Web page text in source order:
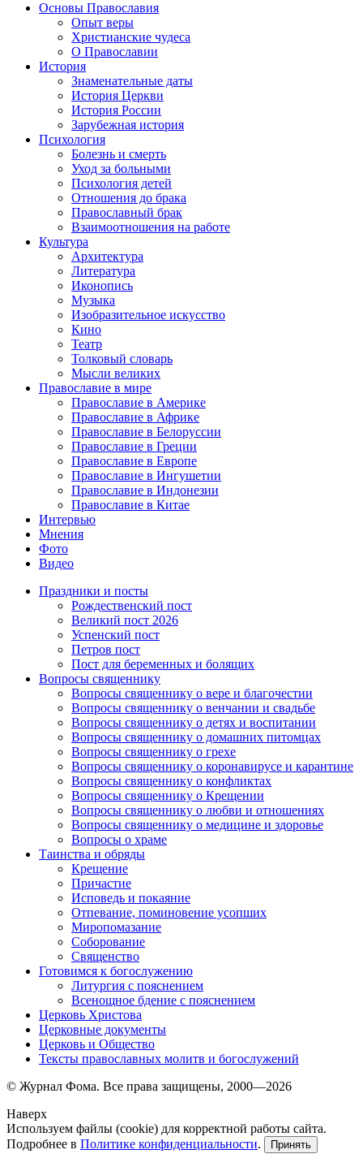
Основы Православия
Опыт веры
Христианские чудеса
О Православии
История
Знаменательные даты
История Церкви
История России
Зарубежная история
Психология
Болезнь и смерть
Уход за больными
Психология детей
Отношения до брака
Православный брак
Взаимоотношения на работе
Культура
Архитектура
Литература
Иконопись
Музыка
Изобразительное искусство
Кино
Театр
Толковый словарь
Мысли великих
Православие в мире
Православие в Америке
Православие в Африке
Православие в Белоруссии
Православие в Греции
Православие в Европе
Православие в Ингушетии
Православие в Индонезии
Православие в Китае
Интервью
Мнения
Фото
Видео
Праздники и посты
Рождественский пост
Великий пост 2026
Успенский пост
Петров пост
Пост для беременных и болящих
Вопросы священнику
Вопросы священнику о вере и благочестии
Вопросы священнику о венчании и свадьбе
Вопросы священнику о детях и воспитании
Вопросы священнику о домашних питомцах
Вопросы священнику о грехе
Вопросы священнику о коронавирусе и карантине
Вопросы священнику о конфликтах
Вопросы священнику о Крещении
Вопросы священнику о любви и отношениях
Вопросы священнику о медицине и здоровье
Вопросы о храме
Таинства и обряды
Крещение
Причастие
Исповедь и покаяние
Отпевание, поминовение усопших
Миропомазание
Соборование
Священство
Готовимся к богослужению
Литургия с пояснением
Всенощное бдение с пояснением
Церковь Христова
Церковные документы
Церковь и Общество
Тексты православных молитв и богослужений
© Журнал Фома. Все права защищены, 2000—2026
Наверх
Используем файлы (cookie) для корректной работы сайта.
Подробнее в Политике конфиденциальности. Принять